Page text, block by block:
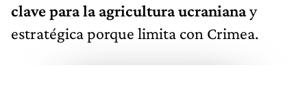
clave para la agricultura ucranianay
estratégica porque limita con Crimea.